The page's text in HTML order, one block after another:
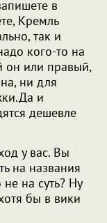
в
Кремль
так и
кого-то на
он или правый,
ни для
и
дешевле
у вас. Вы
на названия
на суть? Ну
бы в вики